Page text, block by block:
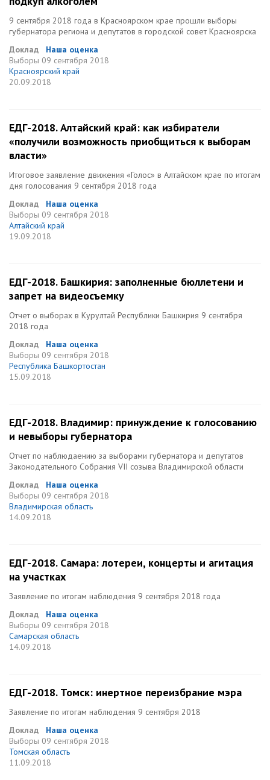
9 сентября 2018 года в Красноярском крае прошли выборы
губернатора региона и депутатов в городской совет Красноярска
Доклад
Наша оценка
Выборы 09 сентября 2018
Красноярский край
20.09.2018
ЕДГ-2018. Алтайский край: как избиратели
«получили возможность приобщиться к выборам
власти»
Итоговое заявление движения «Голос» в Алтайском крае по итогам
дня голосования 9 сентября 2018 года
Доклад
Наша оценка
Выборы 09 сентября 2018
Алтайский край
19.09.2018
ЕДГ-2018. Башкирия: заполненные бюллетени и
запрет на видеосъемку
Отчет о выборах в Курултай Республики Башкирия 9 сентября
2018 года
Доклад
Наша оценка
Выборы 09 сентября 2018
Республика Башкортостан
15.09.2018
ЕДГ-2018. Владимир: принуждение к голосованию
и невыборы губернатора
Отчет по наблюдаению за выборами губернатора и депутатов
Законодательного Собрания VII созыва Владимирской области
Доклад
Наша оценка
Выборы 09 сентября 2018
Владимирская область
14.09.2018
ЕДГ-2018. Самара: лотереи, концерты и агитация
на участках
Заявление по итогам наблюдения 9 сентября 2018 года
Доклад
Наша оценка
Выборы 09 сентября 2018
Самарская область
14.09.2018
ЕДГ-2018. Томск: инертное переизбрание мэра
Заявление по итогам наблюдения 9 сентября 2018
Доклад
Наша оценка
Выборы 09 сентября 2018
Томская область
11.09.2018